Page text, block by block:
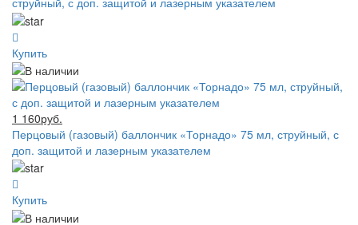
Купить
1 160руб.
Перцовый (газовый) баллончик «Торнадо» 75 мл, струйный, с
доп. защитой и лазерным указателем
Купить